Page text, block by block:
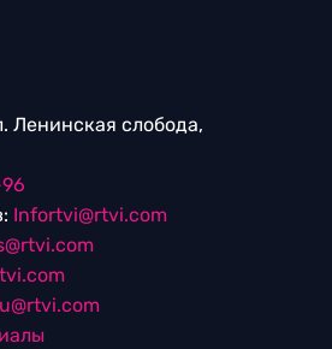
Ленинская слобода,
Infortvi@rtvi.com